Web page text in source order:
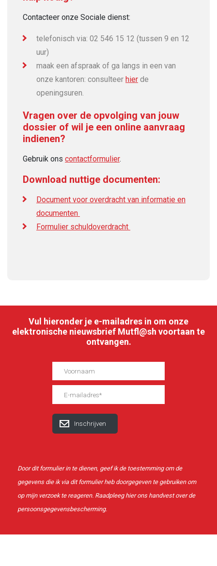
Contacteer onze Sociale dienst:
telefonisch via: 02 546 15 12 (tussen 9 en 12
uur)
maak een afspraak of ga langs in een van
onze kantoren: consulteer hier de
openingsuren.
Vragen over de opvolging van jouw
dossier of wil je een online aanvraag
indienen?
Gebruik ons contactformulier.
Download nuttige documenten:
Document voor overdracht van informatie en
documenten
Formulier schuldoverdracht
Vul hieronder je e-mailadres in om onze
elektronische nieuwsbrief Mutfl@sh voortaan te
ontvangen.
Door dit formulier in te dienen, geef ik de toestemming om de
gegevens die ik via dit formulier heb doorgegeven te gebruiken om
op mijn verzoek te reageren. Raadpleeg hierons handvest over de
persoonsgegevensbescherming.